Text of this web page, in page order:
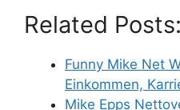
Related Posts:
Funny Mike Net
Einkommen,
Mike Epps